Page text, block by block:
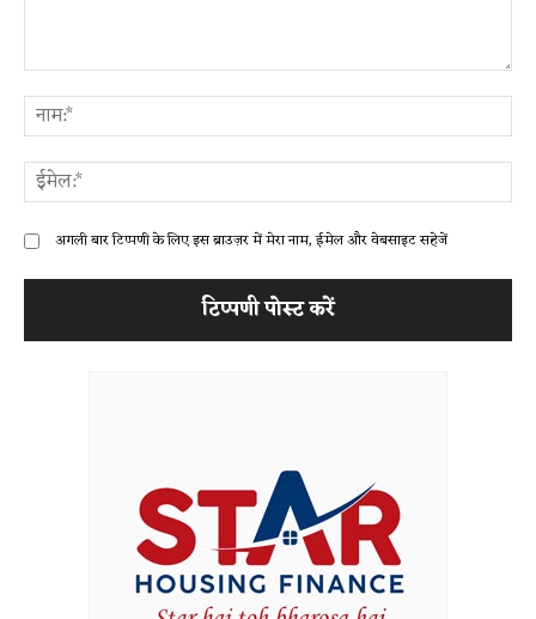
अगली बार टिप्पणी के लिए इस ब्राउज़र में मेरा नाम, ईमेल और वेबसाइट सहेजें